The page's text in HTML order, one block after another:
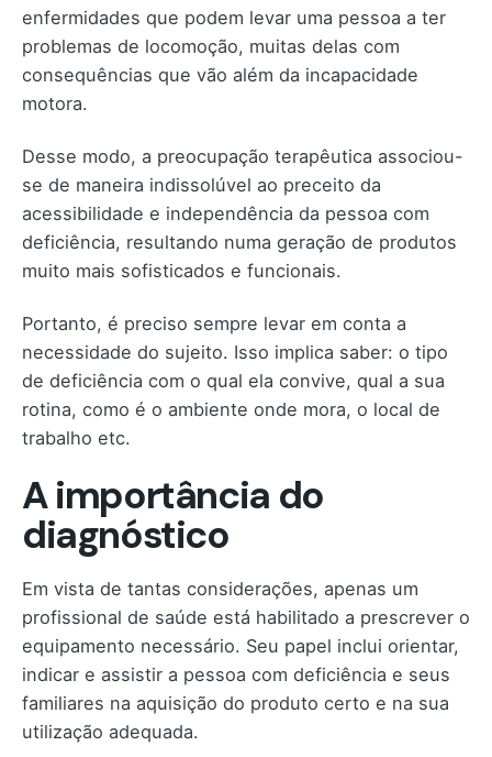
enfermidades que podem levar uma pessoa a ter
problemas de locomoção, muitas delas com
consequências que vão além da incapacidade
motora.
Desse modo, a preocupação terapêutica associou-
se de maneira indissolúvel ao preceito da
acessibilidade e independência da pessoa com
deficiência, resultando numa geração de produtos
muito mais sofisticados e funcionais.
Portanto, é preciso sempre levar em conta a
necessidade do sujeito. Isso implica saber: o tipo
de deficiência com o qual ela convive, qual a sua
rotina, como é o ambiente onde mora, o local de
trabalho etc.
A importância do
diagnóstico
Em vista de tantas considerações, apenas um
profissional de saúde está habilitado a prescrever o
equipamento necessário. Seu papel inclui orientar,
indicar e assistir a pessoa com deficiência e seus
familiares na aquisição do produto certo e na sua
utilização adequada.